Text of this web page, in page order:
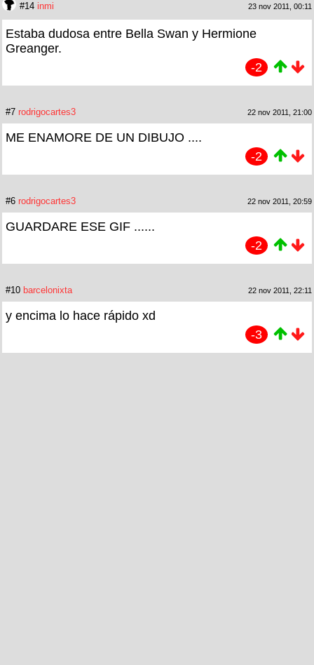
#14 inmi 23 nov 2011, 00:11
Estaba dudosa entre Bella Swan y Hermione
Greanger.
-2
#7 rodrigocartes3 22 nov 2011, 21:00
ME ENAMORE DE UN DIBUJO ....
-2
#6 rodrigocartes3 22 nov 2011, 20:59
GUARDARE ESE GIF ......
-2
#10 barcelonixta 22 nov 2011, 22:11
y encima lo hace rápido xd
-3